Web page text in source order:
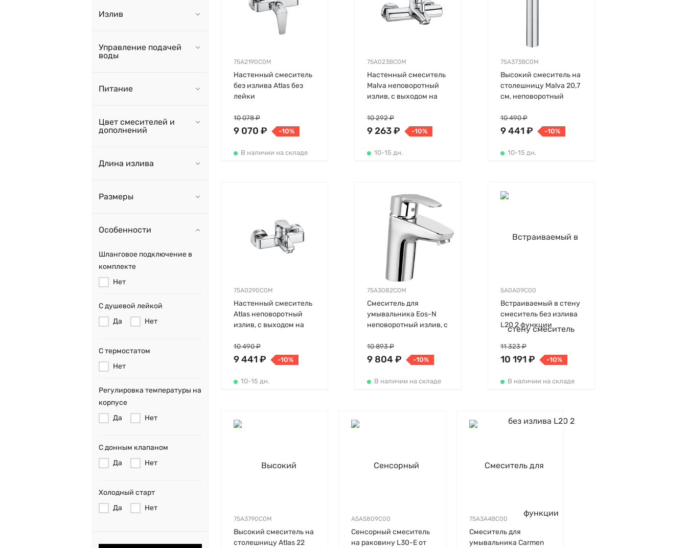
Излив
Управление подачей
воды
Питание
Цвет смесителей и
дополнений
Длина излива
Размеры
Особенности
Шланговое подключение в
комплекте
Нет
С душевой лейкой
Да
Нет
С термостатом
Нет
Регулировка температуры на
корпусе
Да
Нет
С донным клапаном
Да
Нет
Холодный старт
Да
Нет
75A2190C0M
Настенный смеситель
без излива Atlas без
лейки
9 070 ₽
10 078 ₽
-10%
В наличии на складе
75A023BC0M
Настенный смеситель
Malva неповоротный
излив, с выходом на
9 263 ₽
10 292 ₽
-10%
10-15 дн.
75A373BC0M
Высокий смеситель на
столешницу Malva 20,7
см, неповоротный
клапана, холодный
старт
9 441 ₽
10 490 ₽
-10%
10-15 дн.
75A0290C0M
Настенный смеситель
Atlas неповоротный
излив, с выходом на
9 441 ₽
10 490 ₽
-10%
10-15 дн.
75A3082C0M
Смеситель для
умывальника Eos-N
неповоротный излив, с
9 804 ₽
10 893 ₽
-10%
В наличии на складе
5A0A09C00
Встраиваемый в стену
смеситель без излива
L20 2 функции
10 191 ₽
11 323 ₽
-10%
В наличии на складе
75A3790C0M
Высокий смеситель на
столешницу Atlas 22
A5A5809C00
Сенсорный смеситель
на раковину L30-E от
75A3A4BC00
Смеситель для
умывальника Carmen